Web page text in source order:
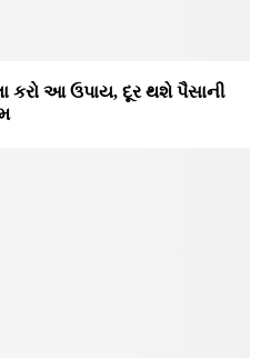
કરો આ ઉપાય, દૂર થશે પૈસાની